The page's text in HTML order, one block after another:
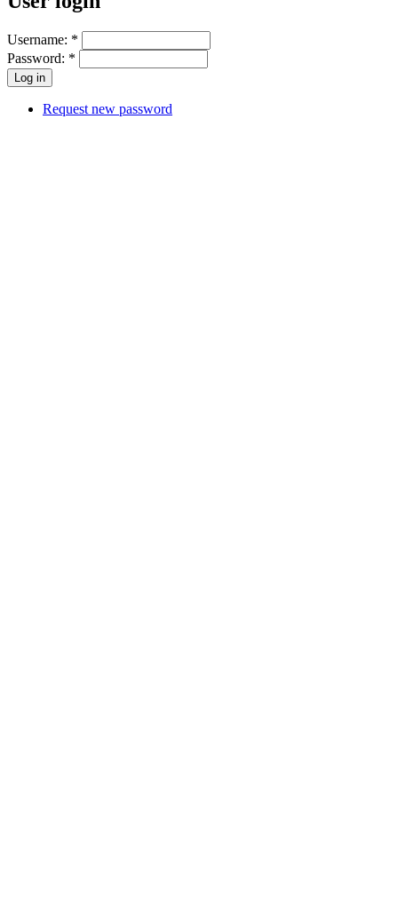
Username: *
Password: *
Request new password